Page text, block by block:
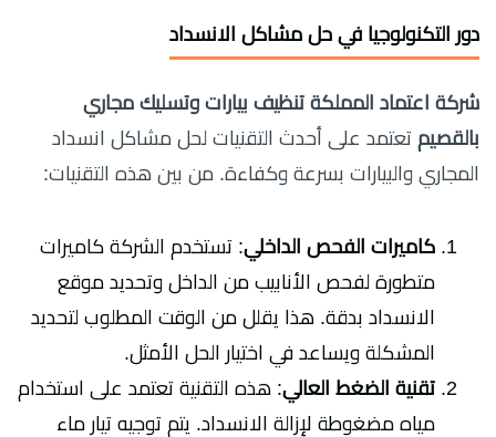
دور التكنولوجيا في حل مشاكل الانسداد
شركة اعتماد المملكة تنظيف بيارات وتسليك مجاري
بالقصيم تعتمد على أحدث التقنيات لحل مشاكل انسداد
المجاري والبيارات بسرعة وكفاءة. من بين هذه التقنيات:
كاميرات الفحص الداخلي: تستخدم الشركة كاميرات
متطورة لفحص الأنابيب من الداخل وتحديد موقع
الانسداد بدقة. هذا يقلل من الوقت المطلوب لتحديد
المشكلة ويساعد في اختيار الحل الأمثل.
تقنية الضغط العالي: هذه التقنية تعتمد على استخدام
مياه مضغوطة لإزالة الانسداد. يتم توجيه تيار ماء